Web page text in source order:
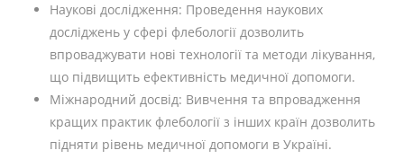
Наукові дослідження: Проведення наукових
досліджень у сфері флебології дозволить
впроваджувати нові технології та методи лікування,
що підвищить ефективність медичної допомоги.
Міжнародний досвід: Вивчення та впровадження
кращих практик флебології з інших країн дозволить
підняти рівень медичної допомоги в Україні.